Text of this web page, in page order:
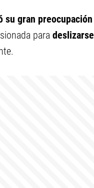
su gran preocupación
para deslizarse